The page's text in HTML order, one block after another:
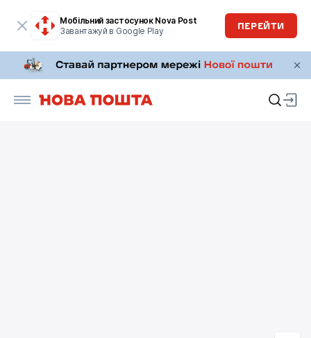
Мобільний застосунок Nova Post
Завантажуй в Google Play
ПЕРЕЙТИ